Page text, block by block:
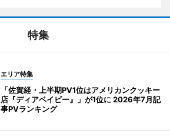
特集
エリア特集
「佐賀経・上半期PV1位はアメリカンクッキー
店『ディアベイビー』」が1位に 2026年7月記
事PVランキング